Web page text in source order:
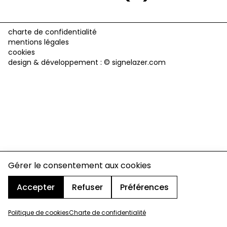
Gérer le consentement aux cookies
Accepter
Refuser Préférences
Politique de cookiesCharte de confidentialité
charte de confidentialité
mentions légales
cookies
design & développement : © signelazer.com